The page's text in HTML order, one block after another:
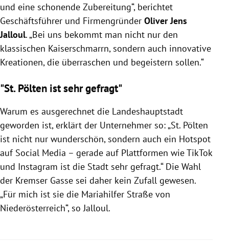
und eine schonende Zubereitung“, berichtet
Geschäftsführer und Firmengründer Oliver Jens
Jalloul. „Bei uns bekommt man nicht nur den
klassischen Kaiserschmarrn, sondern auch innovative
Kreationen, die überraschen und begeistern sollen.“
"St. Pölten ist sehr gefragt"
Warum es ausgerechnet die Landeshauptstadt
geworden ist, erklärt der Unternehmer so: „St. Pölten
ist nicht nur wunderschön, sondern auch ein Hotspot
auf Social Media – gerade auf Plattformen wie TikTok
und Instagram ist die Stadt sehr gefragt.“ Die Wahl
der Kremser Gasse sei daher kein Zufall gewesen.
„Für mich ist sie die Mariahilfer Straße von
Niederösterreich“, so Jalloul.